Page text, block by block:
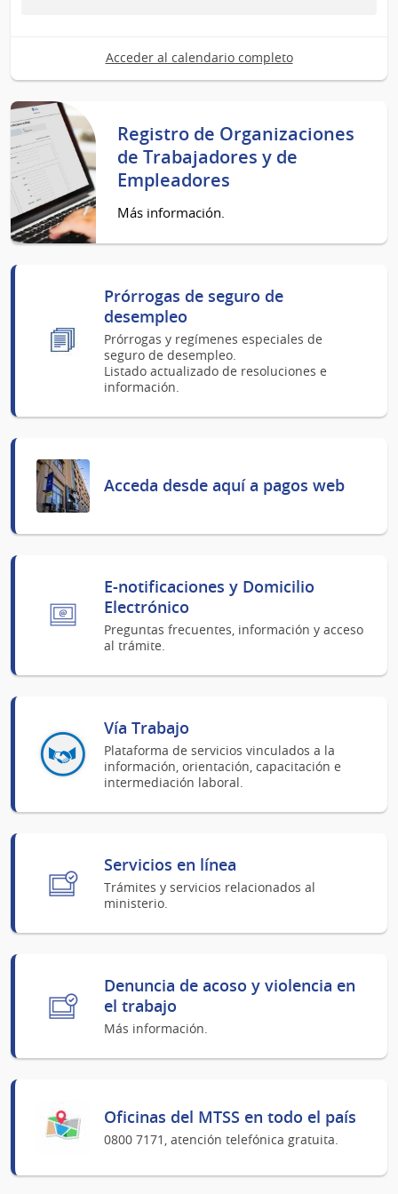
Acceder al calendario completo
Registro de Organizaciones
de Trabajadores y de
Empleadores
Más información.
Prórrogas de seguro de
desempleo
Prórrogas y regímenes especiales de
seguro de desempleo.
Listado actualizado de resoluciones e
información.
Acceda desde aquí a pagos web
E-notificaciones y Domicilio
Electrónico
Preguntas frecuentes, información y acceso
al trámite.
Vía Trabajo
Plataforma de servicios vinculados a la
información, orientación, capacitación e
intermediación laboral.
Servicios en línea
Trámites y servicios relacionados al
ministerio.
Denuncia de acoso y violencia en
el trabajo
Más información.
Oficinas del MTSS en todo el país
0800 7171, atención telefónica gratuita.